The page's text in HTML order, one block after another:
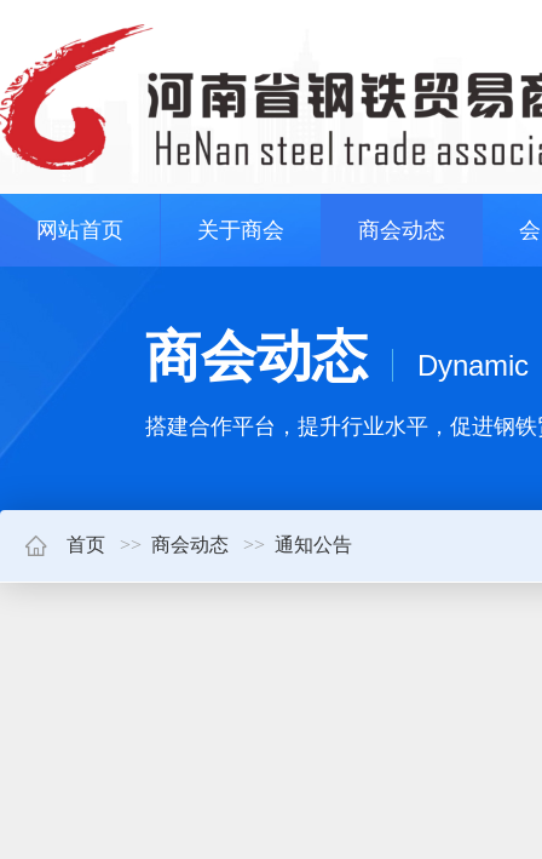
网站首页 关于商会 商会动态
商会动态 Dynamic
搭建合作平台，提升行业水平，促进钢
首页 商会动态 通知公告